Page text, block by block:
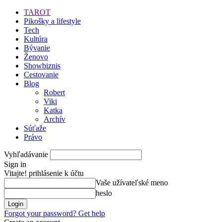
TAROT
Pikošky a lifestyle
Tech
Kultúra
Bývanie
Ženovo
Showbiznis
Cestovanie
Blog
Robert
Viki
Katka
Archív
Súťaže
Právo
Vyhľadávanie
Sign in
Vitajte! prihlásenie k účtu
Vaše užívateľské meno
heslo
Forgot your password? Get help